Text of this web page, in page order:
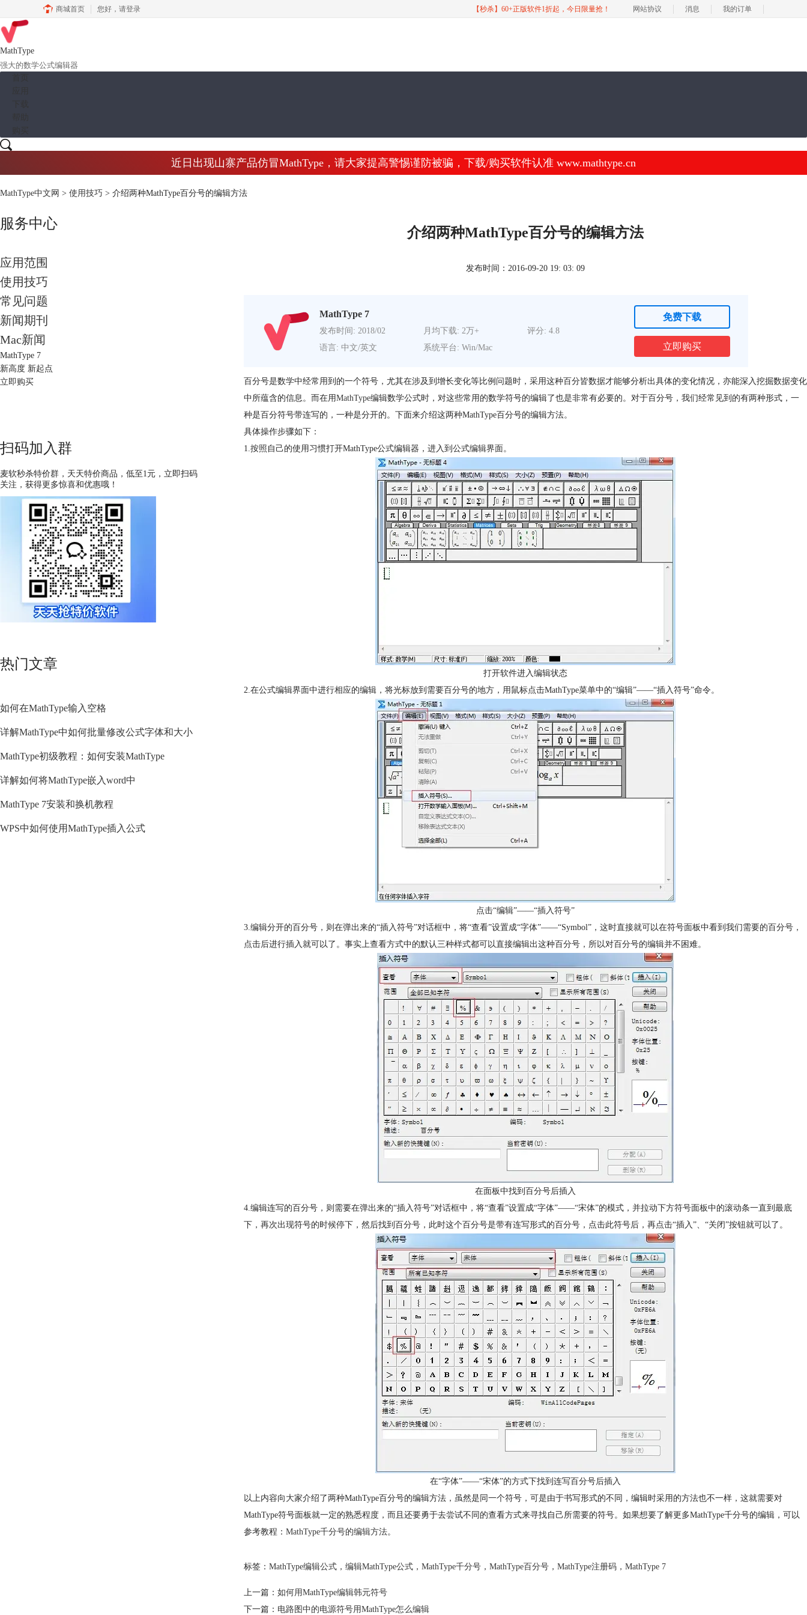
商城首页 您好， 请登录 【秒杀】60+正版软件1折起，今日限量抢！ 网站协议 消息 我的订单
MathType
强大的数学公式编辑器
近日出现山寨产品仿冒MathType，请大家提高警惕谨防被骗，下载/购买软件认准 www.mathtype.cn
MathType中文网 > 使用技巧 > 介绍两种MathType百分号的编辑方法
服务中心
应用范围
使用技巧
常见问题
新闻期刊
Mac新闻
MathType 7
新高度 新起点
立即购买
扫码加入群
麦软秒杀特价群，天天特价商品，低至1元，立即扫码
关注，获得更多惊喜和优惠哦！
热门文章
如何在MathType输入空格
详解MathType中如何批量修改公式字体和大小
MathType初级教程：如何安装MathType
详解如何将MathType嵌入word中
MathType 7安装和换机教程
WPS中如何使用MathType插入公式
介绍两种MathType百分号的编辑方法
发布时间：2016-09-20 19: 03: 09
MathType 7
发布时间: 2018/02 月均下载: 2万+
评分: 4.8
语言: 中文/英文
系统平台: Win/Mac
免费下载
立即购买
百分号是数学中经常用到的一个符号，尤其在涉及到增长变化等比例问题时，采用这种百分皆数据才能够分析出具体的变化情况，亦能深入挖掘数据变化
中所蕴含的信息。而在用MathType编辑数学公式时，对这些常用的数学符号的编辑了也是非常有必要的。对于百分号，我们经常见到的有两种形式，一
种是百分符号带连写的，一种是分开的。下面来介绍这两种MathType百分号的编辑方法。
具体操作步骤如下：
1.按照自己的使用习惯打开MathType公式编辑器，进入到公式编辑界面。
打开软件进入编辑状态
2.在公式编辑界面中进行相应的编辑，将光标放到需要百分号的地方，用鼠标点击MathType菜单中的“编辑”——“插入符号”命令。
点击“编辑”——“插入符号”
3.编辑分开的百分号，则在弹出来的“插入符号”对话框中，将“查看”设置成“字体”——“Symbol”，这时直接就可以在符号面板中看到我们需要的百分号，
点击后进行插入就可以了。事实上查看方式中的默认三种样式都可以直接编辑出这种百分号，所以对百分号的编辑并不困难。
在面板中找到百分号后插入
4.编辑连写的百分号，则需要在弹出来的“插入符号”对话框中，将“查看”设置成“字体”——“宋体”的模式，并拉动下方符号面板中的滚动条一直到最底
下，再次出现符号的时候停下，然后找到百分号，此时这个百分号是带有连写形式的百分号，点击此符号后，再点击“插入”、“关闭”按钮就可以了。
在“字体”——“宋体”的方式下找到连写百分号后插入
以上内容向大家介绍了两种MathType百分号的编辑方法，虽然是同一个符号，可是由于书写形式的不同，编辑时采用的方法也不一样，这就需要对
MathType符号面板就一定的熟悉程度，而且还要勇于去尝试不同的查看方式来寻找自己所需要的符号。如果想要了解更多MathType千分号的编辑，可以
参考教程： MathType千分号的编辑方法。
标签： MathType编辑公式 ， 编辑MathType公式 ， MathType千分号 ， MathType百分号 ， MathType注册码 ， MathType 7
上一篇： 如何用MathType编辑韩元符号
下一篇： 电路图中的电源符号用MathType怎么编辑